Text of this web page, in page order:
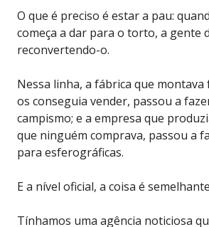
O que é preciso é estar a pau:
começa a dar para o torto, a gente
reconvertendo-o.
Nessa linha, a fábrica que
os conseguia vender, passou a
campismo; e a empresa que
que ninguém comprava, passou a
para esferográficas.
E a nível oficial, a coisa é
Tínhamos uma agência noticiosa